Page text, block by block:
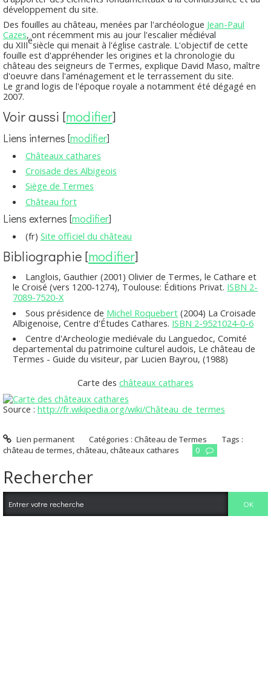
développement du site.
Des fouilles au château, menées par l'archéologue Jean-Paul
Cazes, ont récemment mis au jour l'escalier médiéval
du XIIIesiècle qui menait à l'église castrale. L'objectif de cette
fouille est d'appréhender les origines et la chronologie du
château des seigneurs de Termes, explique David Maso, maître
d'oeuvre dans l'aménagement et le terrassement du site.
Le grand logis de l'époque royale a notamment été dégagé en
2007.
Voir aussi [modifier]
Liens internes [modifier]
Châteaux cathares
Croisade des Albigeois
Siège de Termes
Château fort
Liens externes [modifier]
(fr) Site officiel du château
Bibliographie [modifier]
Langlois, Gauthier (2001)Olivier de Termes, le Cathare et
le Croisé (vers 1200-1274), Toulouse: Éditions Privat. ISBN 2-
7089-7520-X
Sous présidence de Michel Roquebert (2004) La Croisade
Albigenoise, Centre d'Études Cathares. ISBN 2-9521024-0-6
Centre d'Archeologie mediévale du Languedoc, Comité
departemental du patrimoine culturel audois, Le château de
Termes - Guide du visiteur, par Lucien Bayrou, (1988)
Carte des châteaux cathares
Source : http://fr.wikipedia.org/wiki/Château_de_termes
Lien permanent Catégories :Château de Termes
Tags :
château de termes,château,châteaux cathares 0
Rechercher